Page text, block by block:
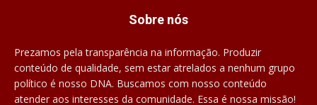
Sobre nós
Prezamos pela transparência na informação. Produzir
conteúdo de qualidade, sem estar atrelados a nenhum grupo
político é nosso DNA. Buscamos com nosso conteúdo
atender aos interesses da comunidade. Essa é nossa missão!